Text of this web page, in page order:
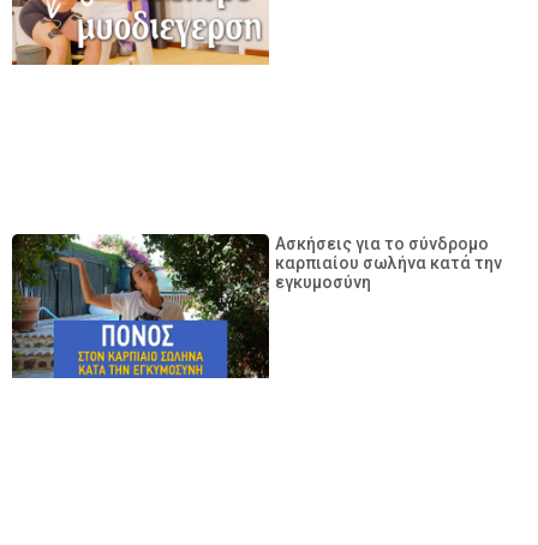
Ασκήσεις για το σύνδρομο
καρπιαίου σωλήνα κατά την
εγκυμοσύνη